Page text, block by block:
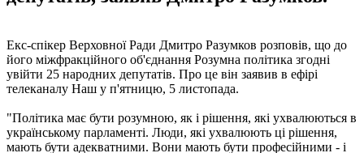
Екс-спікер Верховної Ради Дмитро Разумков розповів, що до
його міжфракційного об'єднання Розумна політика згодні
увійти 25 народних депутатів. Про це він заявив в ефірі
телеканалу Наш у п'ятницю, 5 листопада.
"Політика має бути розумною, як і рішення, які ухвалюються в
українському парламенті. Люди, які ухвалюють ці рішення,
мають бути адекватними. Вони мають бути професійними - і